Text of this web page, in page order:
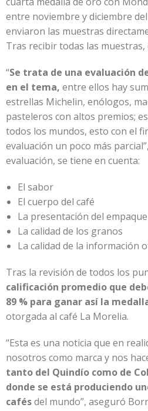
entre noviembre y diciembre
enviaron las muestras
Tras recibir todas las muestras,
“Se trata de una evaluación
en el tema, entre ellos hay
estrellas Michelin, enólogos,
pasteleros con altos premios;
todos los mundos, esto con el
evaluación un poco más
evaluación, se tiene en cuenta:
El sabor
El cuerpo del café
La presentación del empaque
La calidad de los granos
La calidad de la información
Tras la revisión de todos los
calificación promedio que
89 % para ganar así la
otorgada al café La Morelia.
“Esta es una noticia que en
nosotros como marca y nos
tanto del Quindío como de
donde se está produciendo
cafésdel mundo”, aseguró